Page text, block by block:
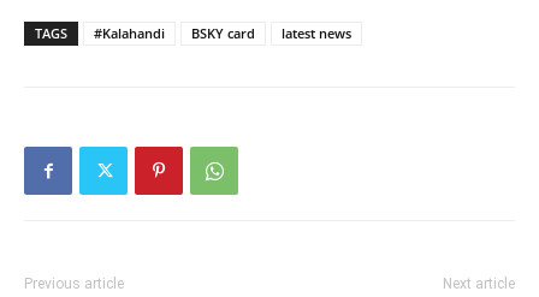
TAGS #Kalahandi BSKY card latest news
Previous article Next article